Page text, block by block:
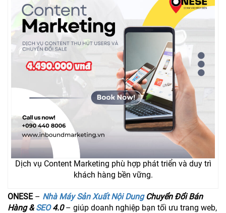
Dịch vụ Content Marketing phù hợp phát triển và duy trì
khách hàng bền vững.
ONESE– Nhà Máy Sản Xuất Nội DungChuyển Đổi Bán
Hàng &SEO4.0– giúp doanh nghiệp bạn tối ưu trang web,